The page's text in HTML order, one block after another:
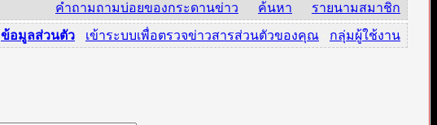
คำถามถามบ่อยของกระดานข่าว ค้นหา
รายนามสมาชิก
ข้อมูลส่วนตัว · เข้าระบบเพื่อตรวจข่าวสารส่วนตัวของคุณ · กลุ่มผู้ใช้งาน